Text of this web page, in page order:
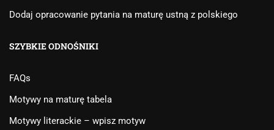
Dodaj opracowanie pytania na maturę ustną z polskiego
SZYBKIE ODNOŚNIKI
FAQs
Motywy na maturę tabela
Motywy literackie – wpisz motyw